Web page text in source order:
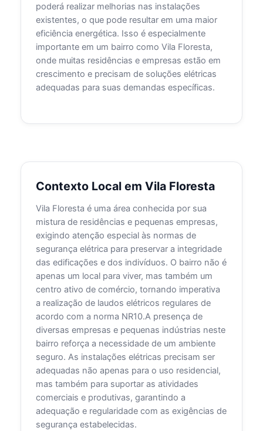
poderá realizar melhorias nas instalações
existentes, o que pode resultar em uma maior
eficiência energética. Isso é especialmente
importante em um bairro como Vila Floresta,
onde muitas residências e empresas estão em
crescimento e precisam de soluções elétricas
adequadas para suas demandas específicas.
Contexto Local em Vila Floresta
Vila Floresta é uma área conhecida por sua
mistura de residências e pequenas empresas,
exigindo atenção especial às normas de
segurança elétrica para preservar a integridade
das edificações e dos indivíduos. O bairro não é
apenas um local para viver, mas também um
centro ativo de comércio, tornando imperativa
a realização de laudos elétricos regulares de
acordo com a norma NR10.A presença de
diversas empresas e pequenas indústrias neste
bairro reforça a necessidade de um ambiente
seguro. As instalações elétricas precisam ser
adequadas não apenas para o uso residencial,
mas também para suportar as atividades
comerciais e produtivas, garantindo a
adequação e regularidade com as exigências de
segurança estabelecidas.